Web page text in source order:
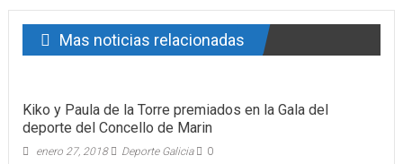
Mas noticias relacionadas
Kiko y Paula de la Torre premiados en la Gala del
deporte del Concello de Marin
enero 27, 2018 Deporte Galicia 0